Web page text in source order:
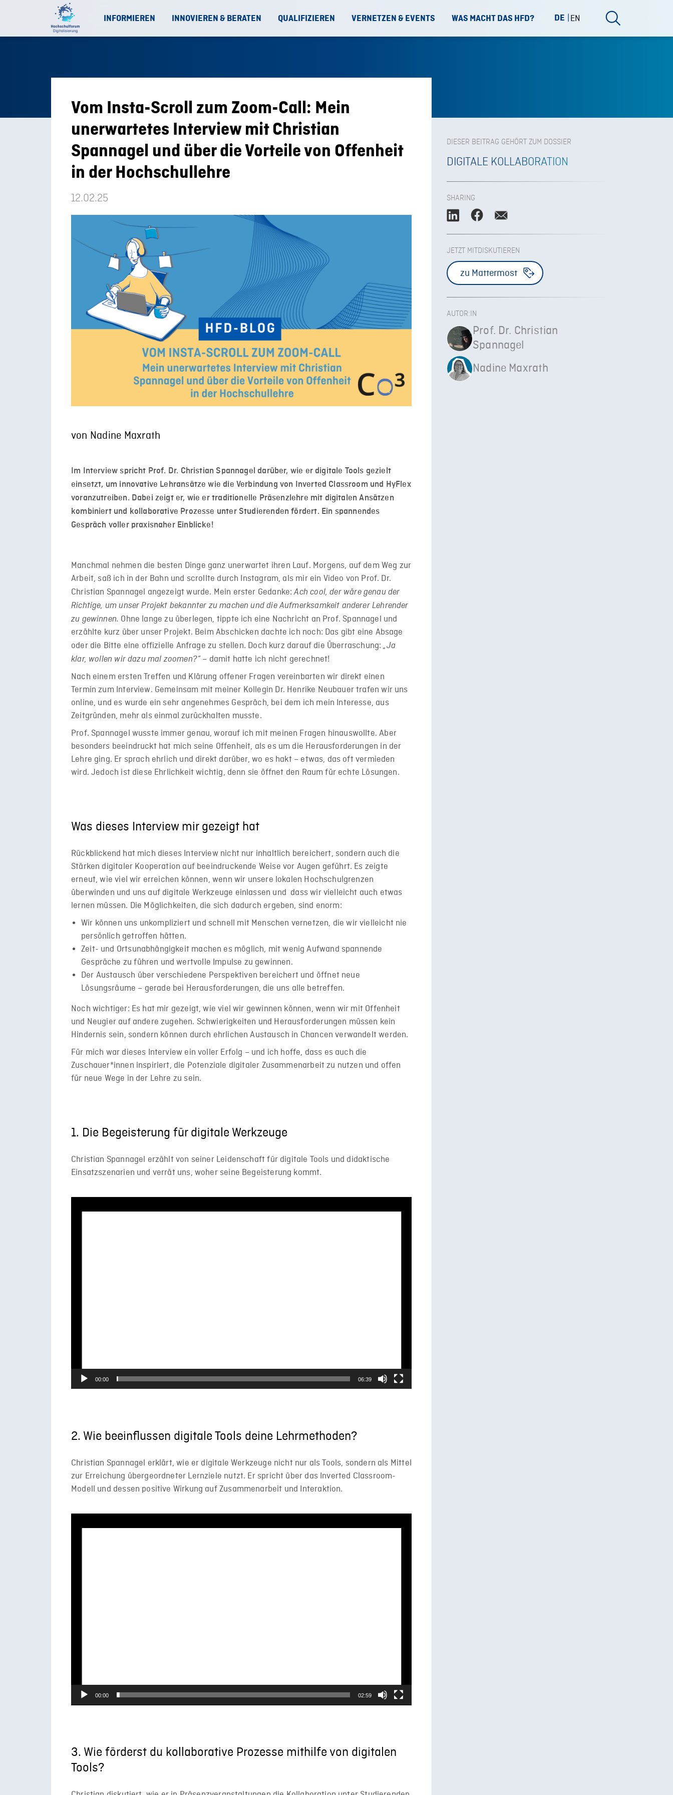
INFORMIEREN INNOVIEREN & BERATEN QUALIFIZIEREN VERNETZEN & EVENTS WAS MACHT DAS HFD? DE EN
Vom Insta-Scroll zum Zoom-Call: Mein
unerwartetes Interview mit Christian
Spannagel und über die Vorteile von Offenheit
in der Hochschullehre
12.02.25
von Nadine Maxrath
Im Interview spricht Prof. Dr. Christian Spannagel darüber, wie er digitale Tools gezielt
einsetzt, um innovative Lehransätze wie die Verbindung von Inverted Classroom und HyFlex
voranzutreiben. Dabei zeigt er, wie er traditionelle Präsenzlehre mit digitalen Ansätzen
kombiniert und kollaborative Prozesse unter Studierenden fördert. Ein spannendes
Gespräch voller praxisnaher Einblicke!
Manchmal nehmen die besten Dinge ganz unerwartet ihren Lauf. Morgens, auf dem Weg zur
Arbeit, saß ich in der Bahn und scrollte durch Instagram, als mir ein Video von Prof. Dr.
Christian Spannagel angezeigt wurde. Mein erster Gedanke:Ach cool, der wäre genau der
Richtige, um unser Projekt bekannter zu machen und die Aufmerksamkeit anderer Lehrender
zu gewinnen. Ohne lange zu überlegen, tippte ich eine Nachricht an Prof. Spannagel und
erzählte kurz über unser Projekt. Beim Abschicken dachte ich noch: Das gibt eine Absage
oder die Bitte eine offizielle Anfrage zu stellen. Doch kurz darauf die Überraschung:„Ja
klar, wollen wir dazu mal zoomen?“– damit hatte ich nicht gerechnet!
Nach einem ersten Treffen und Klärung offener Fragen vereinbarten wir direkt einen
Termin zum Interview. Gemeinsam mit meiner Kollegin Dr. Henrike Neubauer trafen wir uns
online, und es wurde ein sehr angenehmes Gespräch, bei dem ich mein Interesse, aus
Zeitgründen, mehr als einmal zurückhalten musste.
Prof. Spannagel wusste immer genau, worauf ich mit meinen Fragen hinauswollte. Aber
besonders beeindruckt hat mich seine Offenheit, als es um die Herausforderungen in der
Lehre ging. Er sprach ehrlich und direkt darüber, wo es hakt – etwas, das oft vermieden
wird. Jedoch ist diese Ehrlichkeit wichtig, denn sie öffnet den Raum für echte Lösungen.
Was dieses Interview mir gezeigt hat
Rückblickend hat mich dieses Interview nicht nur inhaltlich bereichert, sondern auch die
Stärken digitaler Kooperation auf beeindruckende Weise vor Augen geführt. Es zeigte
erneut, wie viel wir erreichen können, wenn wir unsere lokalen Hochschulgrenzen
überwinden und uns auf digitale Werkzeuge einlassen und dass wir vielleicht auch etwas
lernen müssen. Die Möglichkeiten, die sich dadurch ergeben, sind enorm:
Wir können uns unkompliziert und schnell mit Menschen vernetzen, die wir vielleicht nie
persönlich getroffen hätten.
Zeit- und Ortsunabhängigkeit machen es möglich, mit wenig Aufwand spannende
Gespräche zu führen und wertvolle Impulse zu gewinnen.
Der Austausch über verschiedene Perspektiven bereichert und öffnet neue
Lösungsräume – gerade bei Herausforderungen, die uns alle betreffen.
Noch wichtiger: Es hat mir gezeigt, wie viel wir gewinnen können, wenn wir mit Offenheit
und Neugier auf andere zugehen. Schwierigkeiten und Herausforderungen müssen kein
Hindernis sein, sondern können durch ehrlichen Austausch in Chancen verwandelt werden.
Für mich war dieses Interview ein voller Erfolg – und ich hoffe, dass es auch die
Zuschauer*innen inspiriert, die Potenziale digitaler Zusammenarbeit zu nutzen und offen
für neue Wege in der Lehre zu sein.
1. Die Begeisterung für digitale Werkzeuge
Christian Spannagel erzählt von seiner Leidenschaft für digitale Tools und didaktische
Einsatzszenarien und verrät uns, woher seine Begeisterung kommt.
00:00 06:39
2. Wie beeinflussen digitale Tools deine Lehrmethoden?
Christian Spannagel erklärt, wie er digitale Werkzeuge nicht nur als Tools, sondern als Mittel
zur Erreichung übergeordneter Lernziele nutzt. Er spricht über das Inverted Classroom-
Modell und dessen positive Wirkung auf Zusammenarbeit und Interaktion.
Video-
00:00 02:59
3. Wie förderst du kollaborative Prozesse mithilfe von digitalen
Tools?
DIESER BEITRAG GEHÖRT ZUM DOSSIER
DIGITALE KOLLABORATION
SHARING
JETZT MITDISKUTIEREN
zu Mattermost
AUTOR:IN
Prof. Dr. Christian
Spannagel
Nadine Maxrath